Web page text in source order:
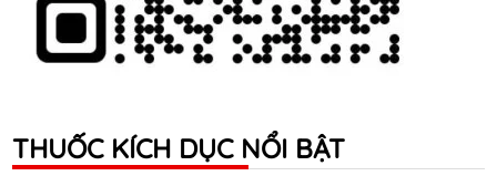
THUỐC KÍCH DỤC NỔI BẬT